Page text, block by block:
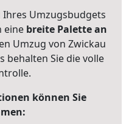
Umzugsbudgets
eine breite Palette an
Umzug von Zwickau
behalten Sie die volle
können Sie